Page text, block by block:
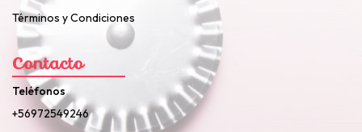
Términos y Condiciones
Contacto
Teléfonos
+56972549246